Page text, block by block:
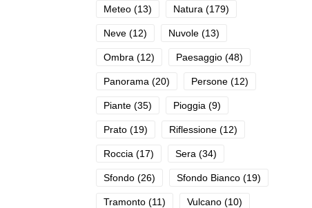
Meteo (13) Natura (179)
Neve (12) Nuvole (13)
Ombra (12) Paesaggio (48)
Panorama (20) Persone (12)
Piante (35) Pioggia (9)
Prato (19) Riflessione (12)
Roccia (17) Sera (34)
Sfondo (26) Sfondo Bianco (19)
Tramonto (11) Vulcano (10)